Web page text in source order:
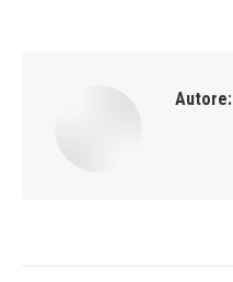
Autore: